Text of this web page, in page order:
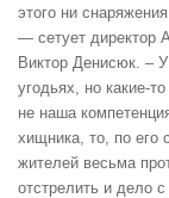
этого ни
— сетует директор
Виктор Денисюк. – У
угодьях, но какие-
не наша
хищника, то, по
жителей весьма
отстрелить и дело